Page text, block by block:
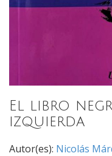
El libro
izquierda
Autor(es): Nicolás